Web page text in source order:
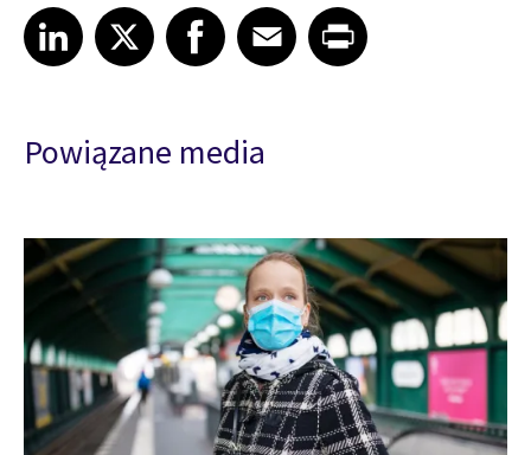
Share article on LinkedIn
LinkedIn
Share article on XShare article on Facebook
Facebook
Share article on Email
EmailShare article on Print
Powiązane media